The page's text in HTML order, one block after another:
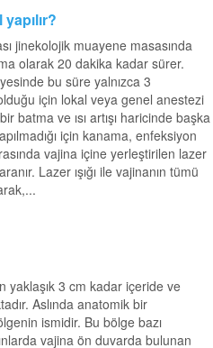
jinekolojik muayene masasında
olarak 20 dakika kadar sürer.
bu süre yalnızca 3
için lokal veya genel anestezi
batma ve ısı artışı haricinde başka
için kanama, enfeksiyon
vajina içine yerleştirilen lazer
Lazer ışığı ile vajinanın tümü
yaklaşık 3 cm kadar içeride ve
Aslında anatomik bir
ismidir. Bu bölge bazı
vajina ön duvarda bulunan